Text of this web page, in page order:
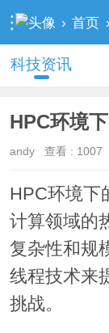
› 首页 ›
科技资讯
HPC环境
andy查看 : 1007
HPC环境下
计算领域的
复杂性和规
线程技术来
挑战。